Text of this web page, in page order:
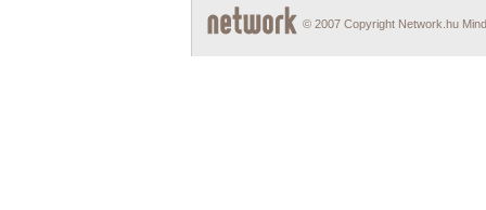
© 2007 Copyright Network.hu